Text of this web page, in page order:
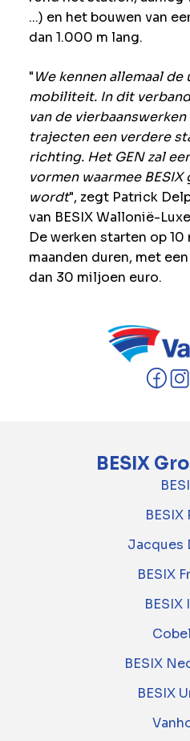
...) en het bouwen van
dan 1.000 m lang.
"We kennen allemaal
mobiliteit. In dit
van de
trajecten een verdere
richting. Het GEN zal
vormen waarmee
wordt", zegt Patrick
van BESIX Wallonië-
De werken starten op
maanden duren, met
dan 30 miljoen euro.
BESIX
BESIX
Jacques
BESIX
BESIX
BESIX
BESIX